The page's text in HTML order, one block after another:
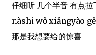
仔细听 几个半音 有点拉
nàshi wǒ xiǎngyào
那是我想要给的惊喜